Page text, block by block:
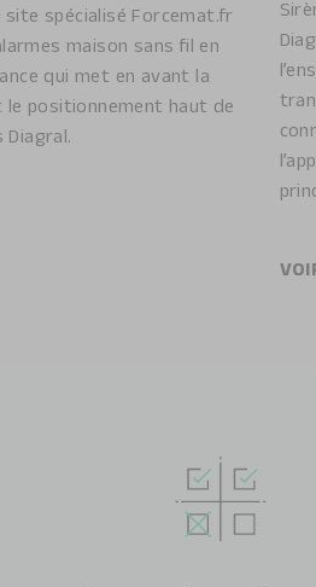
spécialisé Forcemat.fr
maison sans fil en
qui met en avant la
positionnement haut de